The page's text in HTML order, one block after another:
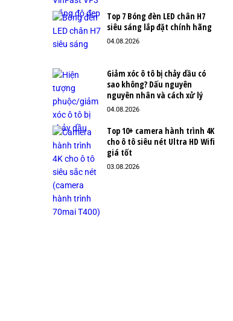
Top 7 Bóng đèn LED chân H7
siêu sáng lắp đặt chính hãng
04.08.2026
Giảm xóc ô tô bị chảy dầu có
sao không? Dấu nguyên
nguyên nhân và cách xử lý
04.08.2026
Top 10+ camera hành trình 4K
cho ô tô siêu nét Ultra HD Wifi
giá tốt
03.08.2026